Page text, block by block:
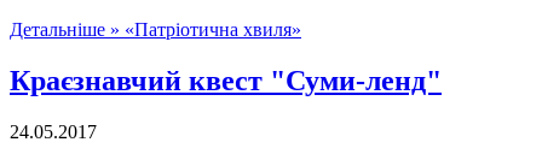
Детальніше » «Патріотична хвиля»
Краєзнавчий квест "Суми-ленд"
24.05.2017